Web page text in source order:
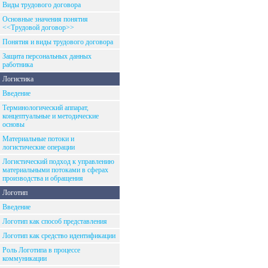
Виды трудового договора
Основные значения понятия
<<Трудовой договор>>
Понятия и виды трудового договора
Защита персональных данных
работника
Логистика
Введение
Терминологический аппарат,
концептуальные и методические
основы
Материальные потоки и
логистические операции
Логистический подход к управлению
материальными потоками в сферах
производства и обращения
Логотип
Введение
Логотип как способ представления
Логотип как средство идентификации
Роль Логотипа в процессе
коммуникации